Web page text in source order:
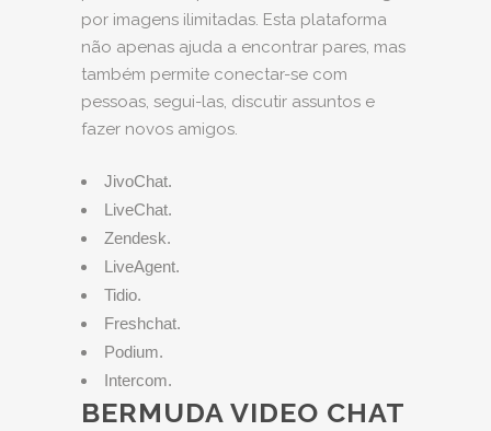
por imagens ilimitadas. Esta plataforma
não apenas ajuda a encontrar pares, mas
também permite conectar-se com
pessoas, segui-las, discutir assuntos e
fazer novos amigos.
JivoChat.
LiveChat.
Zendesk.
LiveAgent.
Tidio.
Freshchat.
Podium.
Intercom.
BERMUDA VIDEO CHAT